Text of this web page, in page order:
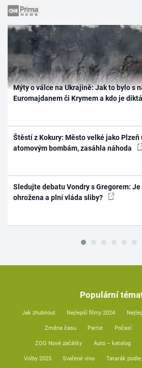
Mýty o válce na Ukrajině: Jak to bylo s
Euromajdanem či Krymem a kdo je
Štěstí z Kokury: Město velké jako Plzeň
atomovým bombám, zasáhla náhoda
Sledujte debatu Vondry s Gregorem:
ohrožena a plní vláda sliby?
Populární
Jak zhubnout Nejlepší filmy 2024
Změna času Partie Počasí
ZOO Nové začátky Auto – katalog
Volby 2025 Svařené víno Tatarák